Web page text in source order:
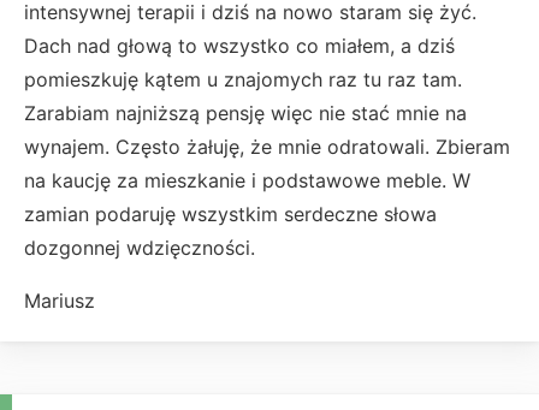
intensywnej terapii i dziś na nowo staram się żyć.
Dach nad głową to wszystko co miałem, a dziś
pomieszkuję kątem u znajomych raz tu raz tam.
Zarabiam najniższą pensję więc nie stać mnie na
wynajem. Często żałuję, że mnie odratowali. Zbieram
na kaucję za mieszkanie i podstawowe meble. W
zamian podaruję wszystkim serdeczne słowa
dozgonnej wdzięczności.
Mariusz